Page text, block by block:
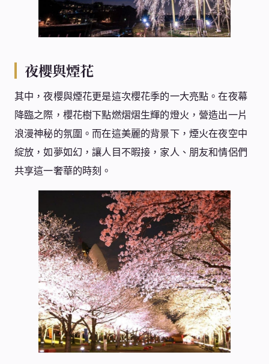
夜櫻與煙花
其中，夜櫻與煙花更是這次櫻花季的一大亮點。在夜幕
降臨之際，櫻花樹下點燃熠熠生輝的燈火，營造出一片
浪漫神秘的氛圍。而在這美麗的背景下，煙火在夜空中
綻放，如夢如幻，讓人目不暇接，家人、朋友和情侶們
共享這一奢華的時刻。